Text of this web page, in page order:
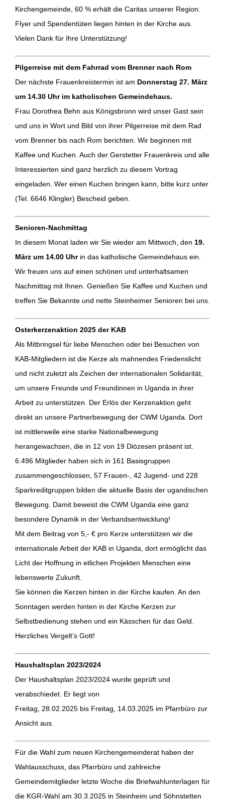
Kirchengemeinde, 60 % erhält die Caritas unserer Region.
Flyer und Spendentüten liegen hinten in der Kirche aus.
Vielen Dank für Ihre Unterstützung!
Pilgerreise mit dem Fahrrad vom Brenner nach Rom
Der nächste Frauenkreistermin ist am Donnerstag 27. März
um 14.30 Uhr im katholischen Gemeindehaus.
Frau Dorothea Behn aus Königsbronn wird unser Gast sein
und uns in Wort und Bild von ihrer Pilgerreise mit dem Rad
vom Brenner bis nach Rom berichten. Wir beginnen mit
Kaffee und Kuchen. Auch der Gerstetter Frauenkreis und alle
Interessierten sind ganz herzlich zu diesem Vortrag
eingeladen. Wer einen Kuchen bringen kann, bitte kurz unter
(Tel. 6646 Klingler) Bescheid geben.
Senioren-Nachmittag
In diesem Monat laden wir Sie wieder am Mittwoch, den 19.
März um 14.00 Uhr in das katholische Gemeindehaus ein.
Wir freuen uns auf einen schönen und unterhaltsamen
Nachmittag mit Ihnen. Genießen Sie Kaffee und Kuchen und
treffen Sie Bekannte und nette Steinheimer Senioren bei uns.
Osterkerzenaktion 2025 der KAB
Als Mitbringsel für liebe Menschen oder bei Besuchen von
KAB-Mitgliedern ist die Kerze als mahnendes Friedenslicht
und nicht zuletzt als Zeichen der internationalen Solidarität,
um unsere Freunde und Freundinnen in Uganda in ihrer
Arbeit zu unterstützen. Der Erlös der Kerzenaktion geht
direkt an unsere Partnerbewegung der CWM Uganda. Dort
ist mittlerweile eine starke Nationalbewegung
herangewachsen, die in 12 von 19 Diözesen präsent ist.
6.496 Mitglieder haben sich in 161 Basisgruppen
zusammengeschlossen, 57 Frauen-, 42 Jugend- und 228
Sparkreditgruppen bilden die aktuelle Basis der ugandischen
Bewegung. Damit beweist die CWM Uganda eine ganz
besondere Dynamik in der Verbandsentwicklung!
Mit dem Beitrag von 5,- € pro Kerze unterstützen wir die
internationale Arbeit der KAB in Uganda, dort ermöglicht das
Licht der Hoffnung in etlichen Projekten Menschen eine
lebenswerte Zukunft.
Sie können die Kerzen hinten in der Kirche kaufen. An den
Sonntagen werden hinten in der Kirche Kerzen zur
Selbstbedienung stehen und ein Kässchen für das Geld.
Herzliches Vergelt’s Gott!
Haushaltsplan 2023/2024
Der Haushaltsplan 2023/2024 wurde geprüft und
verabschiedet. Er liegt von
Freitag, 28.02.2025 bis Freitag, 14.03.2025 im Pfarrbüro zur
Ansicht aus.
Für die Wahl zum neuen Kirchengemeinderat haben der
Wahlausschuss, das Pfarrbüro und zahlreiche
Gemeindemitglieder letzte Woche die Briefwahlunterlagen für
die KGR-Wahl am 30.3.2025 in Steinheim und Söhnstetten